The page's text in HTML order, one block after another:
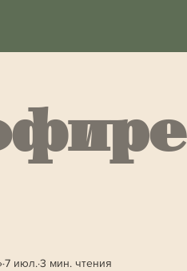
7 июл. 3 мин. чтения